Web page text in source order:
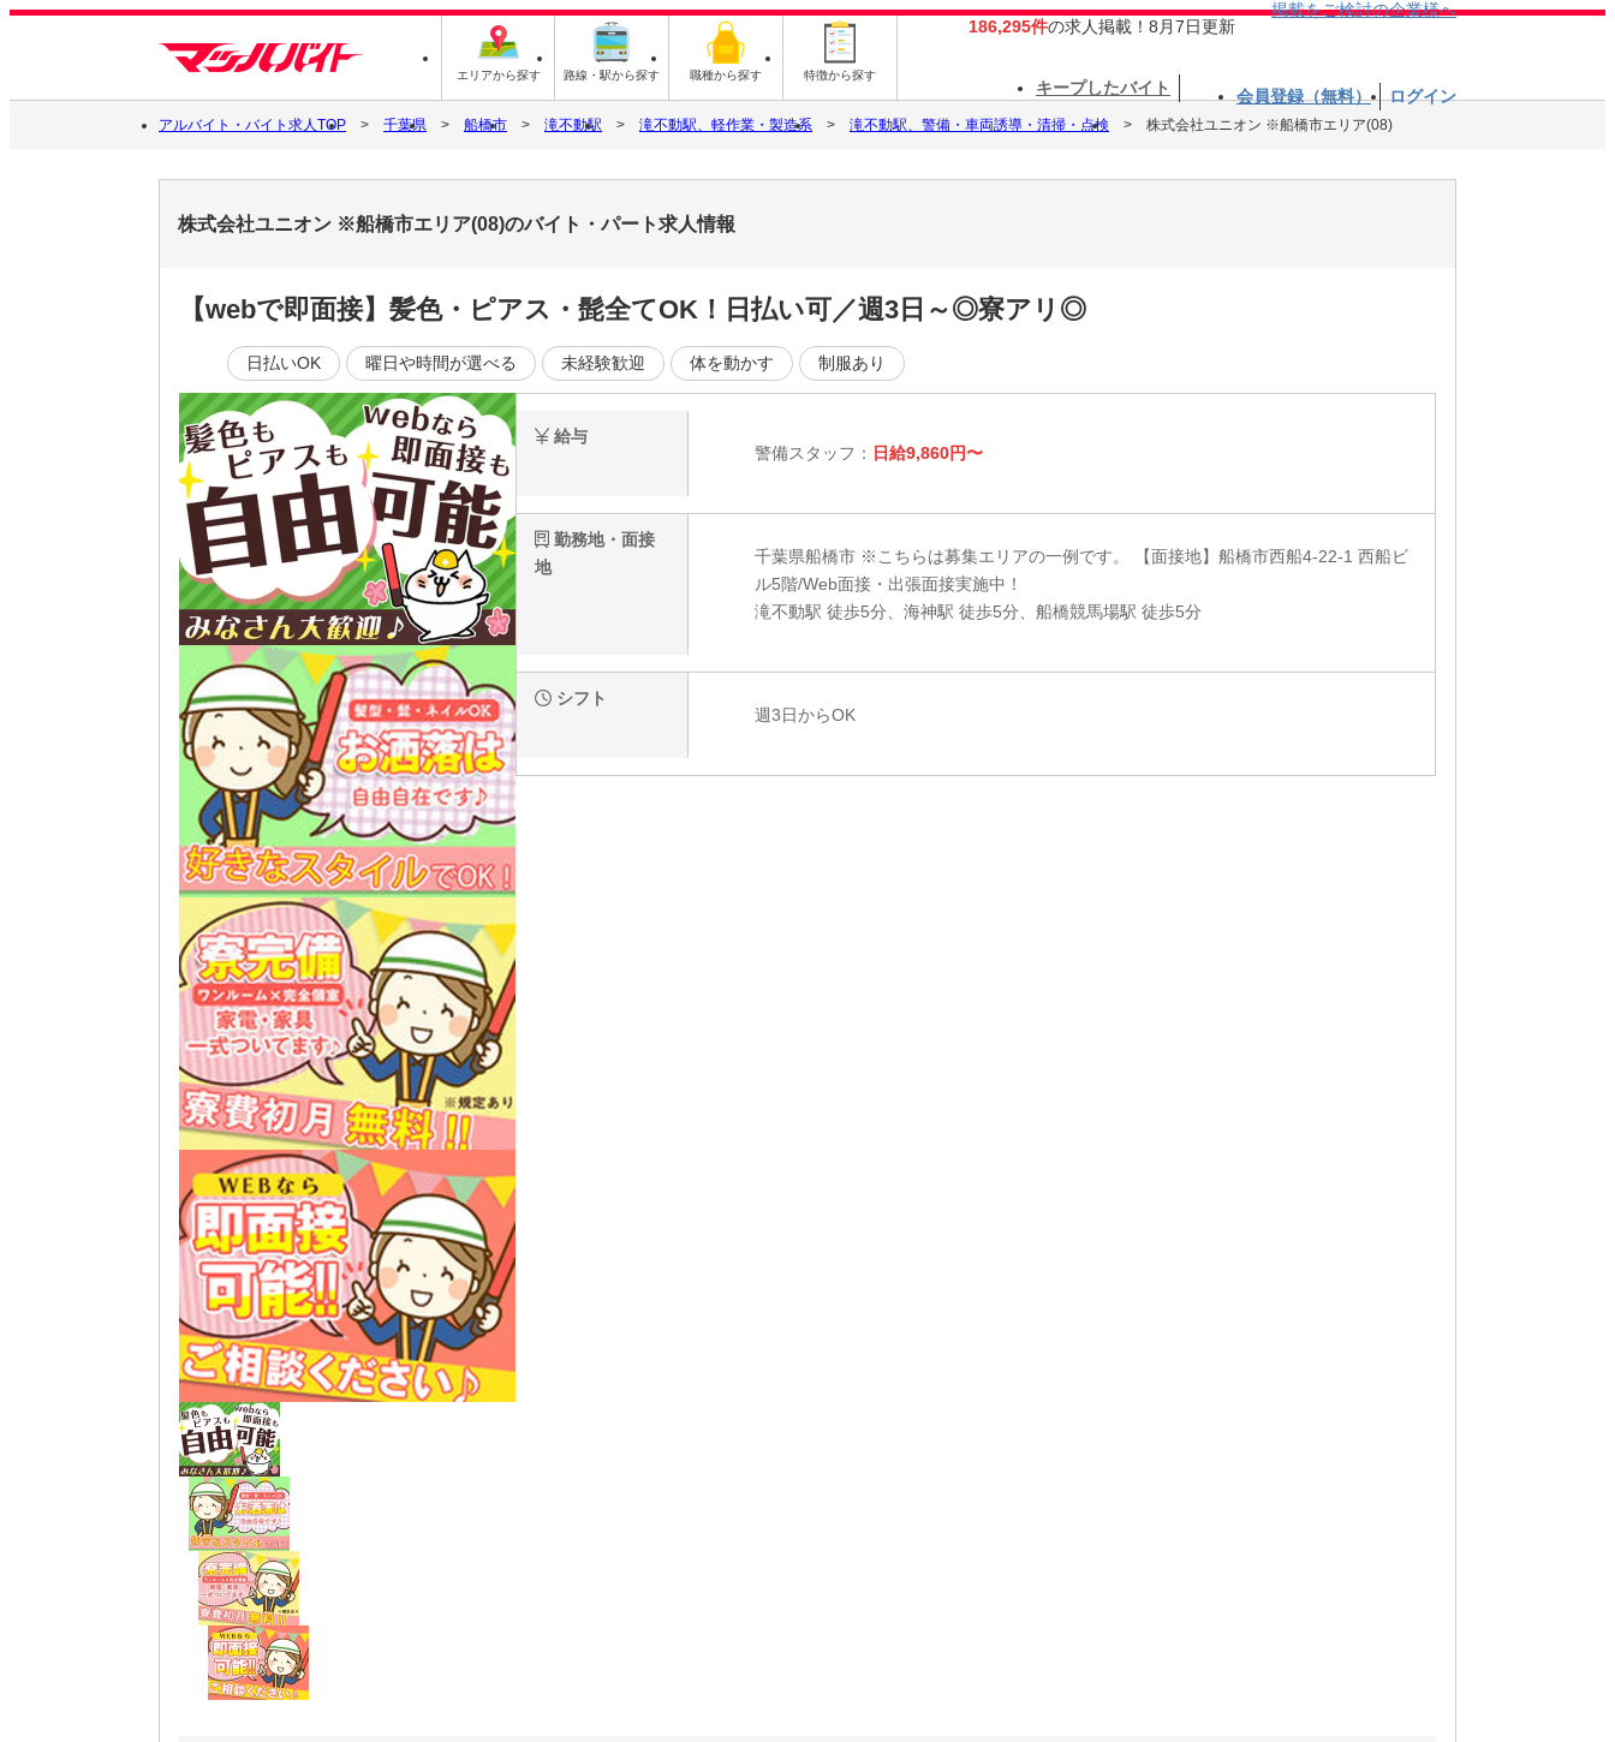
エリアから探す 路線・駅から探す 職種から探す 特徴から探す
186,295件の求人掲載！8月7日更新
掲載をご検討の企業様へ
キープしたバイト 会員登録（無料） ログイン
アルバイト・バイト求人TOP 千葉県 船橋市 滝不動駅 滝不動駅、軽作業・製造系 滝不動駅、警備・車両誘導・清掃・点検 株式会社ユニオン ※船橋市エリア(08)
株式会社ユニオン ※船橋市エリア(08)のバイト・パート求人情報
【webで即面接】髪色・ピアス・髭全てOK！日払い可／週3日～◎寮アリ◎
日払いOK 曜日や時間が選べる 未経験歓迎 体を動かす 制服あり
給与
警備スタッフ： 日給9,860円〜
勤務地・面接
地
千葉県船橋市 ※こちらは募集エリアの一例です。 【面接地】船橋市西船4-22-1 西船ビ
ル5階/Web面接・出張面接実施中！
滝不動駅 徒歩5分、海神駅 徒歩5分、船橋競馬場駅 徒歩5分
シフト
週3日からOK